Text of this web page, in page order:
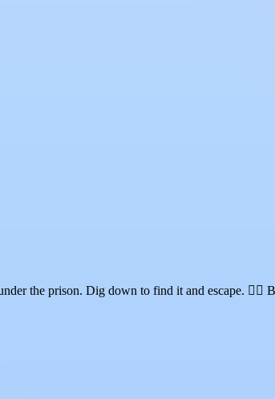
the prison. Dig down to find it and escape. 👮‍♂️